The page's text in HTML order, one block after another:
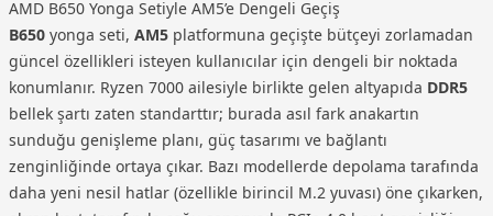
AMD B650 Yonga Setiyle AM5’e Dengeli Geçiş
B650 yonga seti, AM5 platformuna geçişte bütçeyi zorlamadan
güncel özellikleri isteyen kullanıcılar için dengeli bir noktada
konumlanır. Ryzen 7000 ailesiyle birlikte gelen altyapıda DDR5
bellek şartı zaten standarttır; burada asıl fark anakartın
sunduğu genişleme planı, güç tasarımı ve bağlantı
zenginliğinde ortaya çıkar. Bazı modellerde depolama tarafında
daha yeni nesil hatlar (özellikle birincil M.2 yuvası) öne çıkarken,